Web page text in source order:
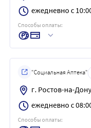
ежедневно с
Способы оплаты:
"Социальная Аптека"
г. Ростов-на-
ежедневно с
Способы оплаты: